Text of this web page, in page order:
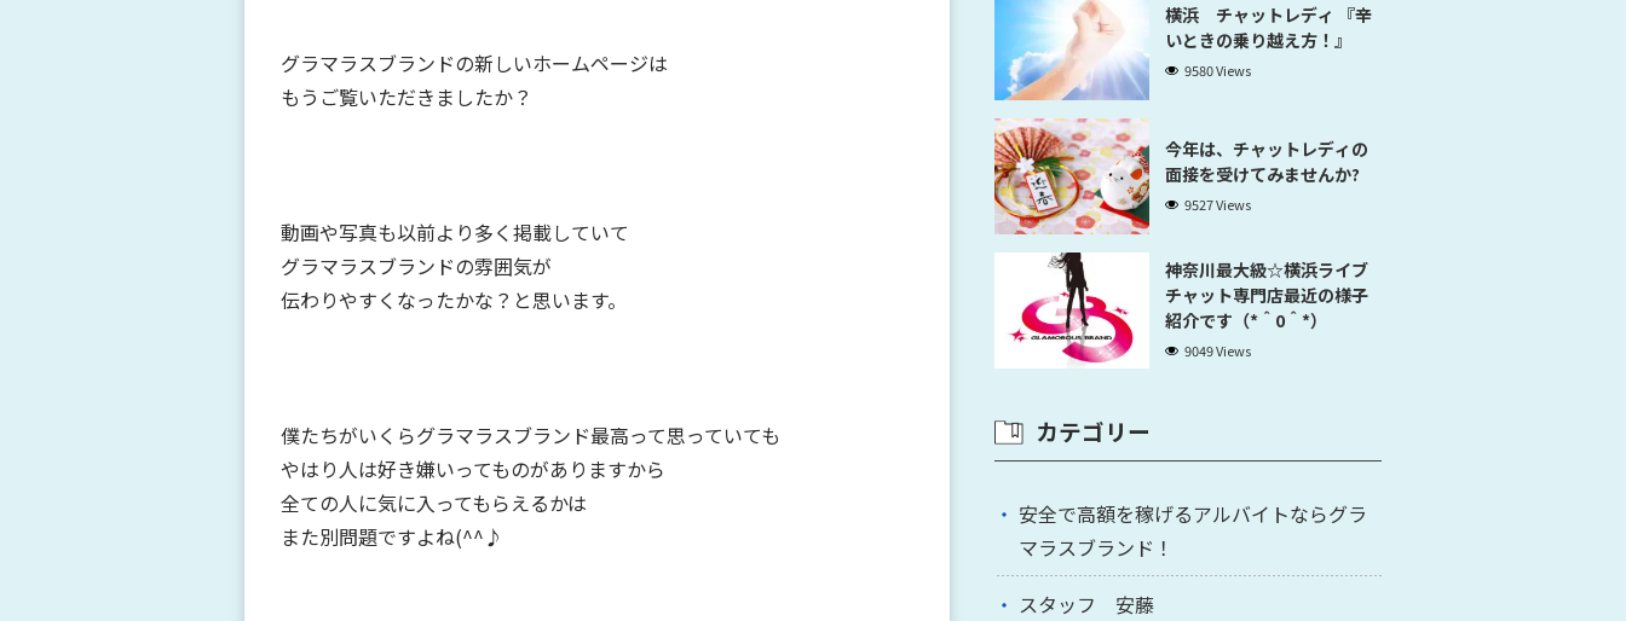
グラマラスブランドの新しいホームページは
もうご覧いただきましたか？
動画や写真も以前より多く掲載していて
グラマラスブランドの雰囲気が
伝わりやすくなったかな？と思います。
僕たちがいくらグラマラスブランド最高って思っていても
やはり人は好き嫌いってものがありますから
全ての人に気に入ってもらえるかは
また別問題ですよね(^^♪
横浜 チャットレディ 『辛
いときの乗り越え方！』
9580 Views
今年は、チャットレディの
面接を受けてみませんか?
9527 Views
神奈川最大級☆横浜ライブ
チャット専門店最近の様子
紹介です（*＾0＾*）
9049 Views
カテゴリー
安全で高額を稼げるアルバイトならグラ
マラスブランド！
スタッフ 安藤